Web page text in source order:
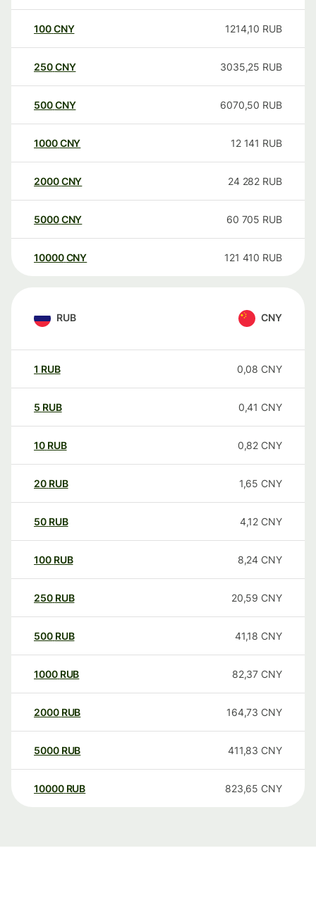
100CNY 1214,10 RUB
250CNY 3035,25 RUB
500CNY 6070,50 RUB
1000CNY 12 141 RUB
2000CNY 24 282 RUB
5000CNY 60 705 RUB
10000 CNY 121 410 RUB
RUB CNY
1 RUB 0,08 CNY
5 RUB 0,41 CNY
10 RUB 0,82 CNY
20 RUB 1,65 CNY
50 RUB 4,12 CNY
100 RUB 8,24 CNY
250 RUB 20,59 CNY
500 RUB 41,18 CNY
1000 RUB 82,37 CNY
2000 RUB 164,73 CNY
5000 RUB 411,83 CNY
10000 RUB 823,65 CNY